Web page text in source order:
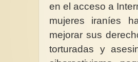
en el acceso a
mujeres iraníes
mejorar sus
torturadas y